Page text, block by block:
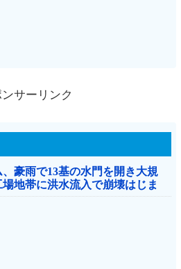
サーリンク
、豪雨で13基の水門を開き大規
地帯に洪水流入で崩壊はじま